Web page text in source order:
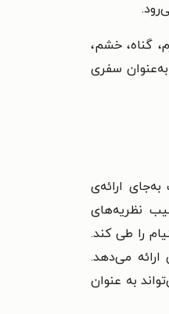
گناه، خشم،
سفری
ارائه‌ی
نظریه‌های
را طی کند.
می‌دهد.
به عنوان